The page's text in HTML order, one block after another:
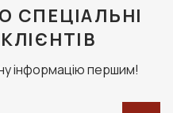
та комісію за тарифами
СПЕЦІАЛЬНІ
інформацію першим!